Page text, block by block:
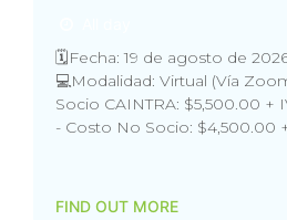
🗓️Fecha: 19 de agosto de
💻Modalidad: Virtual (Vía
Socio CAINTRA: $5,500.00 +
- Costo No Socio: $4,500.00
FIND OUT MORE